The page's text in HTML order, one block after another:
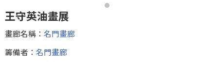
王守英油畫展
畫廊名稱： 名門畫廊
籌備者： 名門畫廊